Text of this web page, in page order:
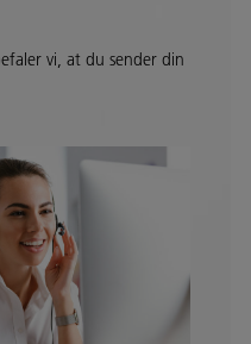
vi, at du sender din